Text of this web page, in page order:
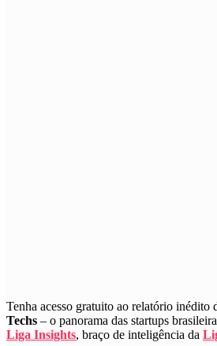
Tenha acesso gratuito ao relatório inédito
Techs – o panorama das startups
Liga Insights, braço de inteligência da